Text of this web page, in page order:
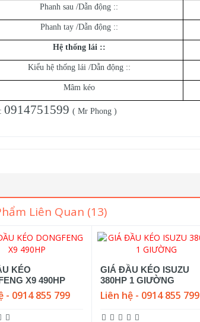
Phanh sau /Dẫn động ::
Phanh tay /Dẫn động ::
Hệ thống lái ::
Kiểu hệ thống lái /Dẫn động ::
Mâm kéo
0914751599 ( Mr Phong )
Liên Quan (13)
KÉO
X9 490HP
- 0914 855 799
GIÁ ĐẦU KÉO ISUZU
380HP 1 GIƯỜNG
Liên hệ - 0914 855 799